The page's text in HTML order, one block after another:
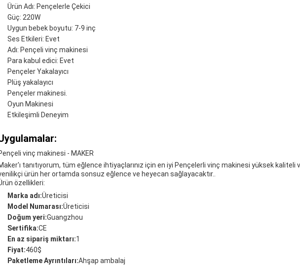
Ürün Adı: Pençelerle Çekici
Güç: 220W
Uygun bebek boyutu: 7-9 inç
Ses Etkileri: Evet
Adı: Pençeli vinç makinesi
Para kabul edici: Evet
Pençeler Yakalayıcı
Plüş yakalayıcı
Pençeler makinesi.
Oyun Makinesi
Etkileşimli Deneyim
vinç makinesi - MAKER
tanıtıyorum, tüm eğlence ihtiyaçlarınız için en iyi Pençelerli vinç makinesi yüksek kaliteli
ürün her ortamda sonsuz eğlence ve heyecan sağlayacaktır..
özellikleri:
Marka adı:Üreticisi
Model Numarası:Üreticisi
Doğum yeri:Guangzhou
Sertifika:CE
En az sipariş miktarı:1
Fiyat:460$
Paketleme Ayrıntıları:Ahşap ambalaj